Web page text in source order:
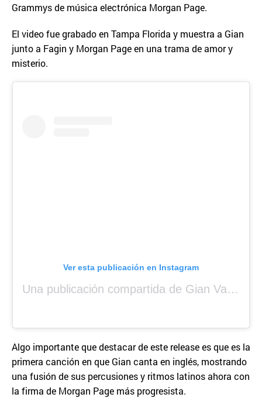
Grammys de música electrónica Morgan Page.
El video fue grabado en Tampa Florida y muestra a Gian
junto a Fagin y Morgan Page en una trama de amor y
misterio.
Ver esta publicación en Instagram
Una publicación compartida de Gian Varela (@gianvarela)
Algo importante que destacar de este release es que es la
primera canción en que Gian canta en inglés, mostrando
una fusión de sus percusiones y ritmos latinos ahora con
la firma de Morgan Page más progresista.